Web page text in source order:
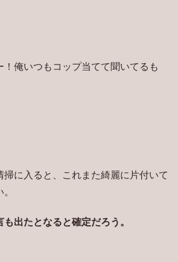
！俺いつもコップ当てて聞いてるも
掃に入ると、これまた綺麗に片付いて
出たとなると確定だろう。